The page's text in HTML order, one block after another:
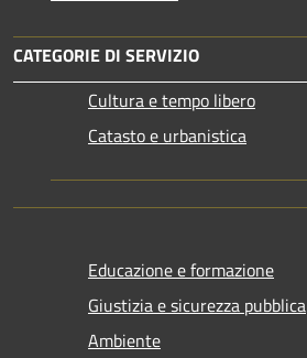
CATEGORIE DI SERVIZIO
Cultura e tempo libero
Catasto e urbanistica
Educazione e formazione
Giustizia e sicurezza pubblica
Ambiente